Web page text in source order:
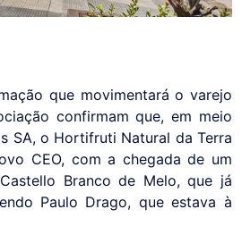
que movimentará o varejo
confirmam que, em meio
SA, o Hortifruti Natural da Terra
CEO, com a chegada de um
Branco de Melo, que já
Paulo Drago, que estava à